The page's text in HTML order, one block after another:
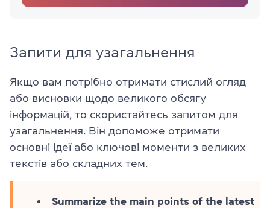
Запити для узагальнення
Якщо вам потрібно отримати стислий огляд
або висновки щодо великого обсягу
інформацій, то скористайтесь запитом для
узагальнення. Він допоможе отримати
основні ідеї або ключові моменти з великих
текстів або складних тем.
Summarize the main points of the latest